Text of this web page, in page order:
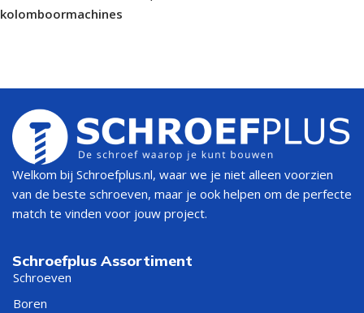
kolomboormachines
Welkom bij Schroefplus.nl, waar we je niet alleen voorzien
van de beste schroeven, maar je ook helpen om de perfecte
match te vinden voor jouw project.
Schroefplus Assortiment
Schroeven
Boren